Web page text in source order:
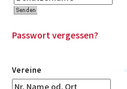
Passwort vergessen?
Vereine